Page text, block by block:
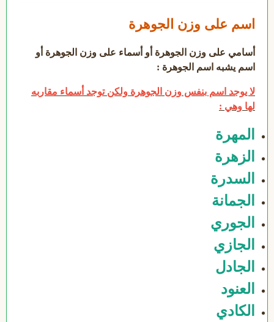
اسم على وزن الجوهرة
أسامي على وزن الجوهرة أو أسماء على وزن الجوهرة أو
اسم يشبه اسم الجوهرة :
لا يوجد اسم بنفس وزن الجوهرة ولكن توجد أسماء مقاربه
لها وهي :
المهرة
الزهرة
السدرة
الجمانة
الجوري
الجازي
الجادل
العنود
الكادي